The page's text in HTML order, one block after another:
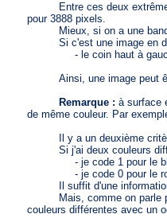
Entre ces deux extrêmes,
pour 3888 pixels.
Mieux, si on a une bande
Si c'est une image en
- le coin haut à gauche et
Ainsi, une image peut être
Remarque :à surface
de même couleur. Par
Il y a un deuxième
Si j'ai deux couleurs
- je code 1 pour le
- je code 0 pour le
Il suffit d'une information
Mais, comme on parle plus
couleurs différentes avec un